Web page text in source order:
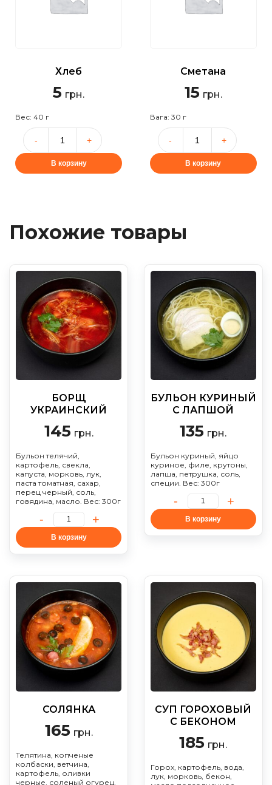
Хлеб
5 грн.
Вес: 40 г
В корзину
Сметана
15 грн.
Вага: 30 г
В корзину
Похожие товары
БОРЩ
УКРАИНСКИЙ
145 грн.
Бульон телячий,
картофель, свекла,
капуста, морковь, лук,
паста томатная, сахар,
перец черный, соль,
говядина, масло. Вес: 300г
В корзину
БУЛЬОН КУРИНЫЙ
С ЛАПШОЙ
135 грн.
Бульон куриный, яйцо
куриное, филе, крутоны,
лапша, петрушка, соль,
специи. Вес: 300г
В корзину
СОЛЯНКА
165 грн.
Телятина, копченые
колбаски, ветчина,
картофель, оливки
черные, соленый огурец,
СУП ГОРОХОВЫЙ
С БЕКОНОМ
185 грн.
Горох, картофель, вода,
лук, морковь, бекон,